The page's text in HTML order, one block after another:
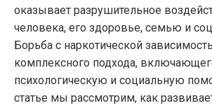
оказывает разрушительное
человека, его здоровье, семью и
Борьба с наркотической
комплексного подхода,
психологическую и социальную
статье мы рассмотрим, как